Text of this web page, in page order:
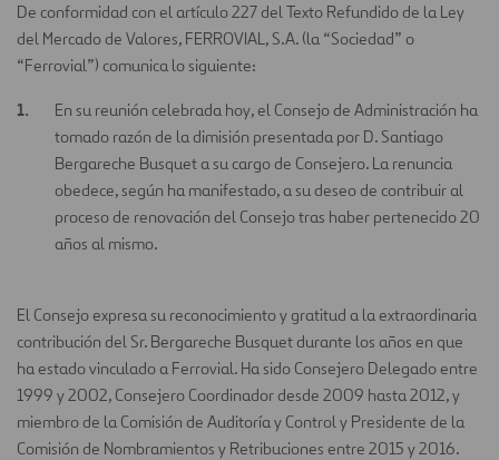
De conformidad con el artículo 227 del Texto Refundido de la Ley
del Mercado de Valores, FERROVIAL, S.A. (la “Sociedad” o
“Ferrovial”) comunica lo siguiente:
En su reunión celebrada hoy, el Consejo de Administración ha
tomado razón de la dimisión presentada por D. Santiago
Bergareche Busquet a su cargo de Consejero. La renuncia
obedece, según ha manifestado, a su deseo de contribuir al
proceso de renovación del Consejo tras haber pertenecido 20
años al mismo.
El Consejo expresa su reconocimiento y gratitud a la extraordinaria
contribución del Sr. Bergareche Busquet durante los años en que
ha estado vinculado a Ferrovial. Ha sido Consejero Delegado entre
1999 y 2002, Consejero Coordinador desde 2009 hasta 2012, y
miembro de la Comisión de Auditoría y Control y Presidente de la
Comisión de Nombramientos y Retribuciones entre 2015 y 2016.